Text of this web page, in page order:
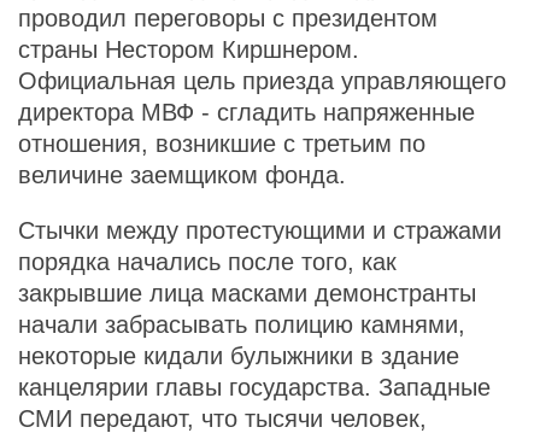
проводил переговоры с президентом
страны Нестором Киршнером.
Официальная цель приезда управляющего
директора МВФ - сгладить напряженные
отношения, возникшие с третьим по
величине заемщиком фонда.
Стычки между протестующими и стражами
порядка начались после того, как
закрывшие лица масками демонстранты
начали забрасывать полицию камнями,
некоторые кидали булыжники в здание
канцелярии главы государства. Западные
СМИ передают, что тысячи человек,